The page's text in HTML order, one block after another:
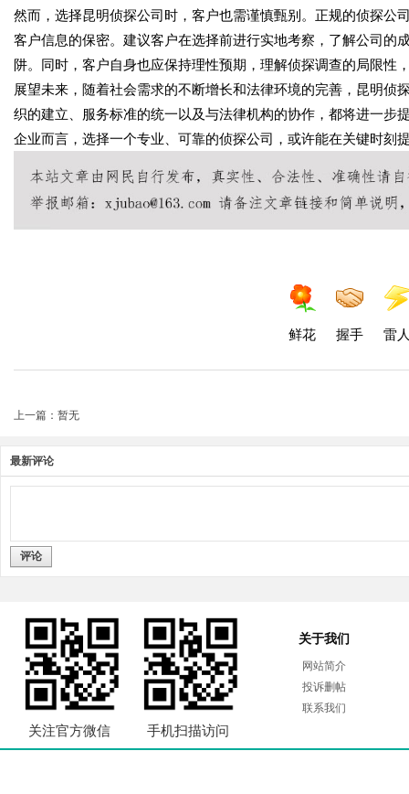
然而，选择昆明侦探公司时，客户也需谨慎甄别。正规的侦探公
客户信息的保密。建议客户在选择前进行实地考察，了解公司的
阱。同时，客户自身也应保持理性预期，理解侦探调查的局限性
展望未来，随着社会需求的不断增长和法律环境的完善，昆明
织的建立、服务标准的统一以及与法律机构的协作，都将进一步
企业而言，选择一个专业、可靠的侦探公司，或许能在关键时刻
鲜花 握手 雷
上一篇：暂无
最新评论
评论
关注官方微信 手机扫描访问
关于我们
网站简介
投诉删帖
联系我们